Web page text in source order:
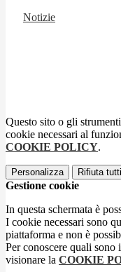
Notizie
Questo sito o gli
cookie necessari al
COOKIE POLICY.
Personalizza Rifiuta tutti
Gestione cookie
In questa schermata è
I cookie necessari sono
piattaforma e non è
Per conoscere quali sono
visionare la COOKIE